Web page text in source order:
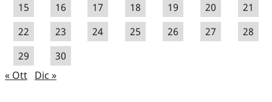
15
16 17 18 19 20
21
22
23 24 25 26 27
28
29
30
« Ott Dic »